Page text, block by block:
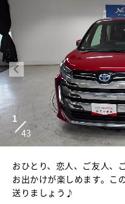
1
43
おひとり、恋人、ご友人、
お出かけが楽しめます。こ
送りましょう♪